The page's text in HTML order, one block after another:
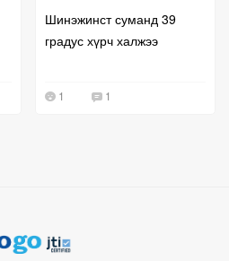
Шинэжинст суманд 39
градус хүрч халжээ
1 1